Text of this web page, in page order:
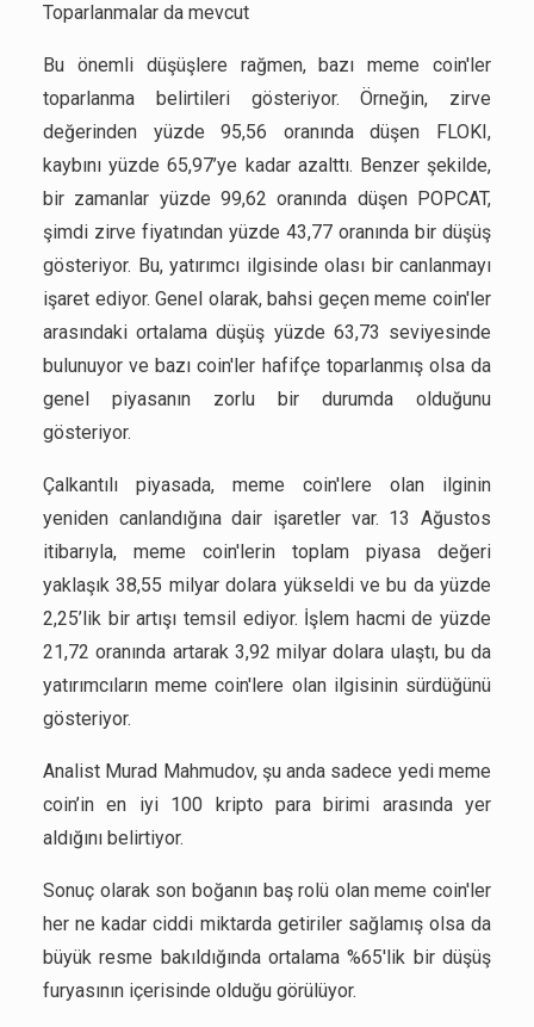
Toparlanmalar da mevcut
Bu önemli düşüşlere rağmen, bazı meme coin'ler
toparlanma belirtileri gösteriyor. Örneğin, zirve
değerinden yüzde 95,56 oranında düşen FLOKI,
kaybını yüzde 65,97’ye kadar azalttı. Benzer şekilde,
bir zamanlar yüzde 99,62 oranında düşen POPCAT,
şimdi zirve fiyatından yüzde 43,77 oranında bir düşüş
gösteriyor. Bu, yatırımcı ilgisinde olası bir canlanmayı
işaret ediyor. Genel olarak, bahsi geçen meme coin'ler
arasındaki ortalama düşüş yüzde 63,73 seviyesinde
bulunuyor ve bazı coin'ler hafifçe toparlanmış olsa da
genel piyasanın zorlu bir durumda olduğunu
gösteriyor.
Çalkantılı piyasada, meme coin'lere olan ilginin
yeniden canlandığına dair işaretler var. 13 Ağustos
itibarıyla, meme coin'lerin toplam piyasa değeri
yaklaşık 38,55 milyar dolara yükseldi ve bu da yüzde
2,25’lik bir artışı temsil ediyor. İşlem hacmi de yüzde
21,72 oranında artarak 3,92 milyar dolara ulaştı, bu da
yatırımcıların meme coin'lere olan ilgisinin sürdüğünü
gösteriyor.
Analist Murad Mahmudov, şu anda sadece yedi meme
coin’in en iyi 100 kripto para birimi arasında yer
aldığını belirtiyor.
Sonuç olarak son boğanın baş rolü olan meme coin'ler
her ne kadar ciddi miktarda getiriler sağlamış olsa da
büyük resme bakıldığında ortalama %65'lik bir düşüş
furyasının içerisinde olduğu görülüyor.